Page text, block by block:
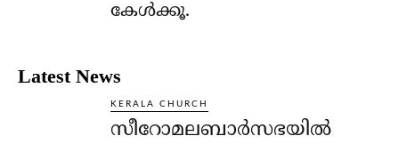
കേള്‍ക്കൂ.
Latest News
KERALA CHURCH
സീറോമലബാർസഭയിൽ